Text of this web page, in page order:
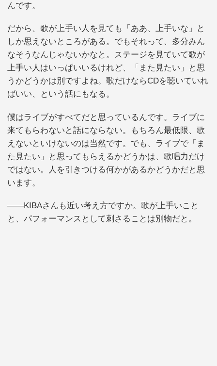
んです。
だから、歌が上手い人を見ても「ああ、上手いな」と
しか思えないところがある。でもそれって、多分みん
なそうなんじゃないかなと。ステージを見ていて歌が
上手い人はいっぱいいるけれど、「また見たい」と思
うかどうかは別ですよね。歌だけならCDを聴いていれ
ばいい、という話にもなる。
僕はライブがすべてだと思っているんです。ライブに
来てもらわないと話にならない。もちろん最低限、歌
えないといけないのは当然です。でも、ライブで「ま
た見たい」と思ってもらえるかどうかは、歌唱力だけ
ではない。人を引きつける何かがあるかどうかだと思
います。
――KIBAさんも近い考え方ですか。歌が上手いこと
と、パフォーマンスとして刺さることは別物だと。